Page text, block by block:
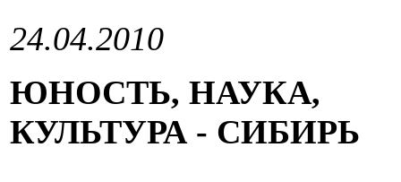
24.04.2010
ЮНОСТЬ, НАУКА,
КУЛЬТУРА - СИБИРЬ